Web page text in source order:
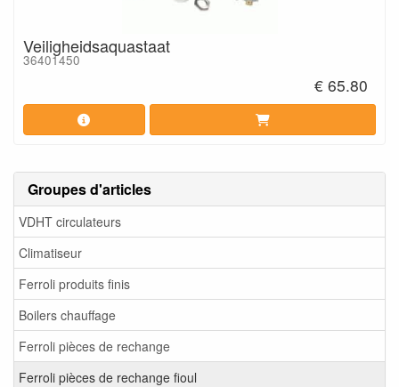
Groupes d'articles
VDHT circulateurs
Climatiseur
Ferroli produits finis
Boilers chauffage
Ferroli pièces de rechange
Ferroli pièces de rechange fioul
Veiligheidsaquastaat
36401450
€ 65.80